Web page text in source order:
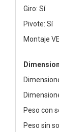
Giro: Sí
Pivote: Sí
Montaje
Peso con
Peso sin